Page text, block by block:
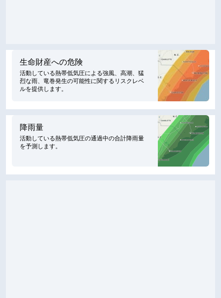
生命財産への危険
活動している熱帯低気圧による強風、高潮、猛
烈な雨、竜巻発生の可能性に関するリスクレベ
ルを提供します。
降雨量
活動している熱帯低気圧の通過中の合計降雨量
を予測します。